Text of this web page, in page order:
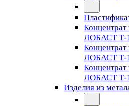
Концентрат
ЛОБАСТ Т-
Концентрат
ЛОБАСТ Т-
Концентрат
ЛОБАСТ Т-
Изделия из